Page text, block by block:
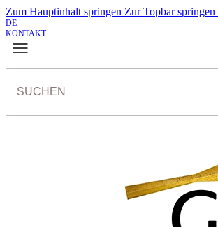
Zum Hauptinhalt springen Zur Topbar springen
DE
KONTAKT